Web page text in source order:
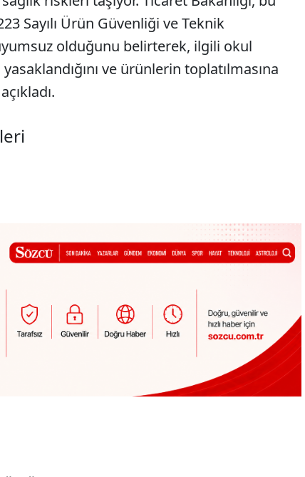
Sayılı Ürün Güvenliği ve Teknik
olduğunu belirterek, ilgili okul
yasaklandığını ve ürünlerin toplatılmasına